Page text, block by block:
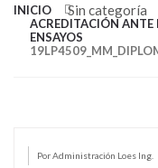
INICIO Sin categoría
ACREDITACIÓN
ENSAYOS
Por Administración Loes Ing.